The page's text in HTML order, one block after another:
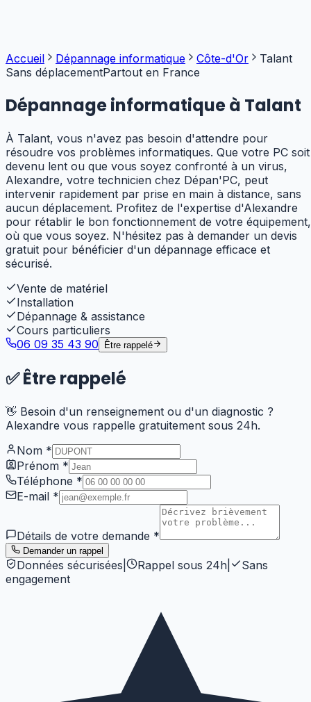
Accueil Dépannage informatique Côte-d'Or
Talant
Sans déplacementPartout en France
Dépannage informatique à Talant
À Talant, vous n'avez pas besoin d'attendre pour
résoudre vos problèmes informatiques. Que votre PC soit
devenu lent ou que vous soyez confronté à un virus,
Alexandre, votre technicien chez Dépan'PC, peut
intervenir rapidement par prise en main à distance, sans
aucun déplacement. Profitez de l'expertise d'Alexandre
pour rétablir le bon fonctionnement de votre équipement,
où que vous soyez. N'hésitez pas à demander un devis
gratuit pour bénéficier d'un dépannage efficace et
sécurisé.
Vente de matériel
Installation
Dépannage & assistance
Cours particuliers
06 09 35 43 90
Être rappelé
✅Être rappelé
👋 Besoin d'un renseignement ou d'un diagnostic ?
Alexandre vous rappelle gratuitement sous 24h.
Nom *
Prénom *
Téléphone *
E-mail *
Détails de votre demande *
Demander un rappel
Données sécurisées Rappel sous 24h
Sans
engagement